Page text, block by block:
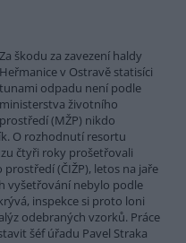
Za škodu za zavezení haldy
Heřmanice v Ostravě statisíci
tunami odpadu není podle
ministerstva životního
prostředí (MŽP) nikdo
O rozhodnutí resortu
čtyři roky prošetřovali
(ČIŽP), letos na jaře
vyšetřování nebylo podle
inspekce si proto loni
odebraných vzorků. Práce
šéf úřadu Pavel Straka